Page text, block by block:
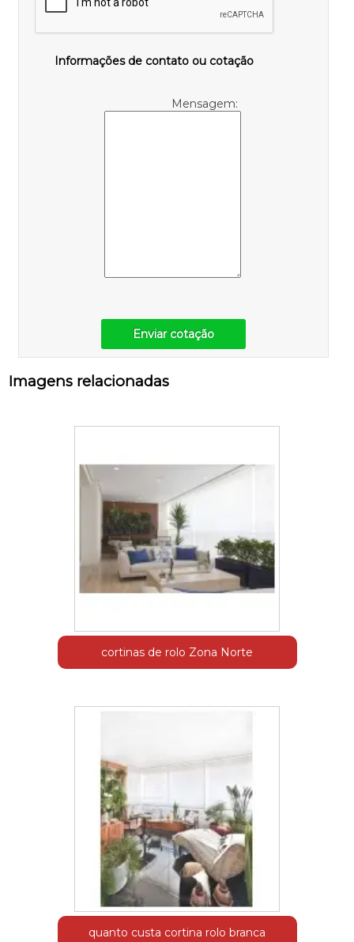
Informações de contato ou cotação
Mensagem:
Enviar cotação
Imagens relacionadas
cortinas de rolo Zona Norte
quanto custa cortina rolo branca